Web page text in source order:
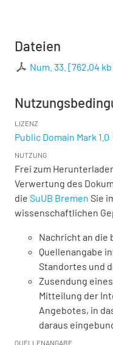
Dateien
Num. 33. [762,04 kb
LIZENZ
Public Domain Mark 1.0
NUTZUNG
Frei zum
Verwertung des
die SuUB Bremen Sie
wissenschaftlichen
Nachricht an
Quellenangabe
Standortes und
Zusendung
Mitteilung der
Angebotes, in
daraus
QUELLENANGABE